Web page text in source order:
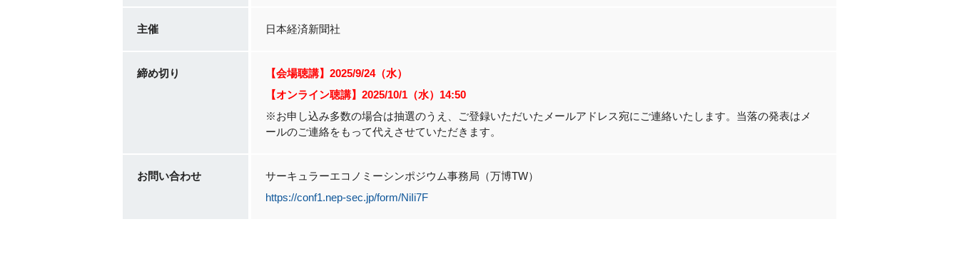
主催 日本経済新聞社
締め切り
【会場聴講】2025/9/24（水）
【オンライン聴講】2025/10/1（水）14:50
※お申し込み多数の場合は抽選のうえ、ご登録いただいたメールアドレス宛にご連絡いたします。当落の発表はメ
ールのご連絡をもって代えさせていただきます。
お問い合わせ サーキュラーエコノミーシンポジウム事務局（万博TW）
https://conf1.nep-sec.jp/form/NiIi7F